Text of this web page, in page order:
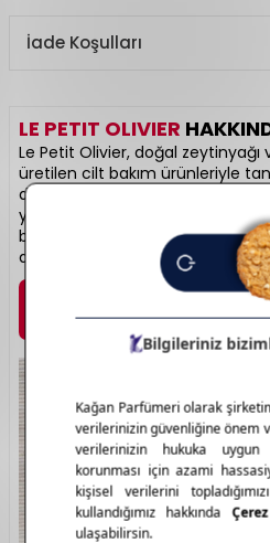
İade Koşulları
LE PETIT OLIVIER
Le Petit Olivier, doğal zeytinyağı
üretilen cilt bakım ürünleriyle
duş jelleri vegan ve çevre dostu
yumuşaklık ve nem
bir kullanım sunar. Eko-etik
duyarlıdır. Saf bakımın doğadan